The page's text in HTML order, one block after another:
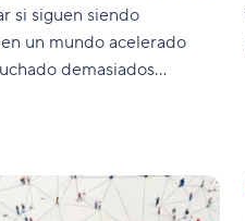
si siguen siendo
un mundo acelerado
demasiados